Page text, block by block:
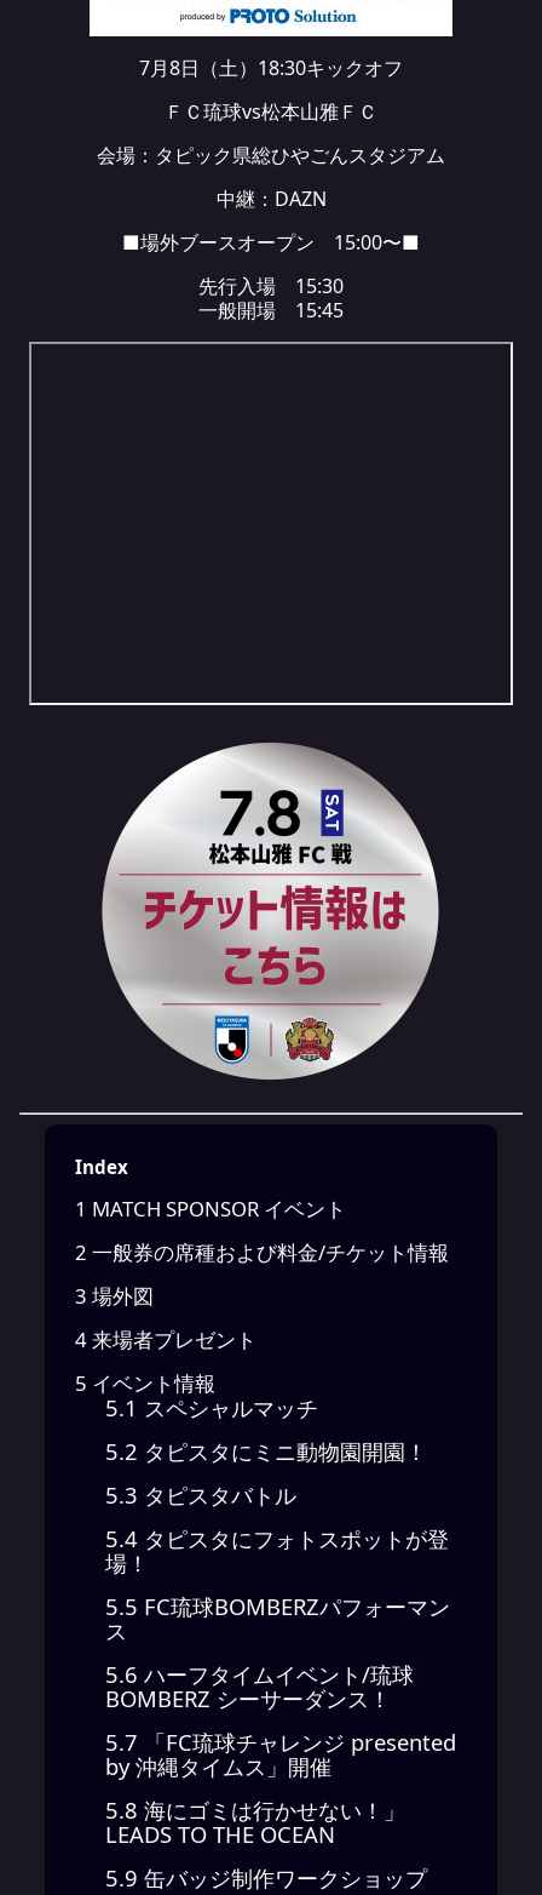
7月8日（土）18:30キックオフ
ＦＣ琉球vs松本山雅ＦＣ
会場：タピック県総ひやごんスタジアム
中継： DAZN
■場外ブースオープン 15:00〜■
先行入場 15:30
一般開場 15:45
Index
1 MATCH SPONSOR イベント
2 一般券の席種および料金/チケット情報
3 場外図
4来場者プレゼント
5 イベント情報
5.1 スペシャルマッチ
5.2 タピスタにミニ動物園開園！
5.3 タピスタバトル
5.4 タピスタにフォトスポットが登
場！
5.5 FC琉球BOMBERZパフォーマン
ス
5.6 ハーフタイムイベント/琉球
BOMBERZ シーサーダンス！
5.7 「FC琉球チャレンジ presented
by 沖縄タイムス」開催
5.8 海にゴミは行かせない！」
LEADS TO THE OCEAN
5.9 缶バッジ制作ワークショップ